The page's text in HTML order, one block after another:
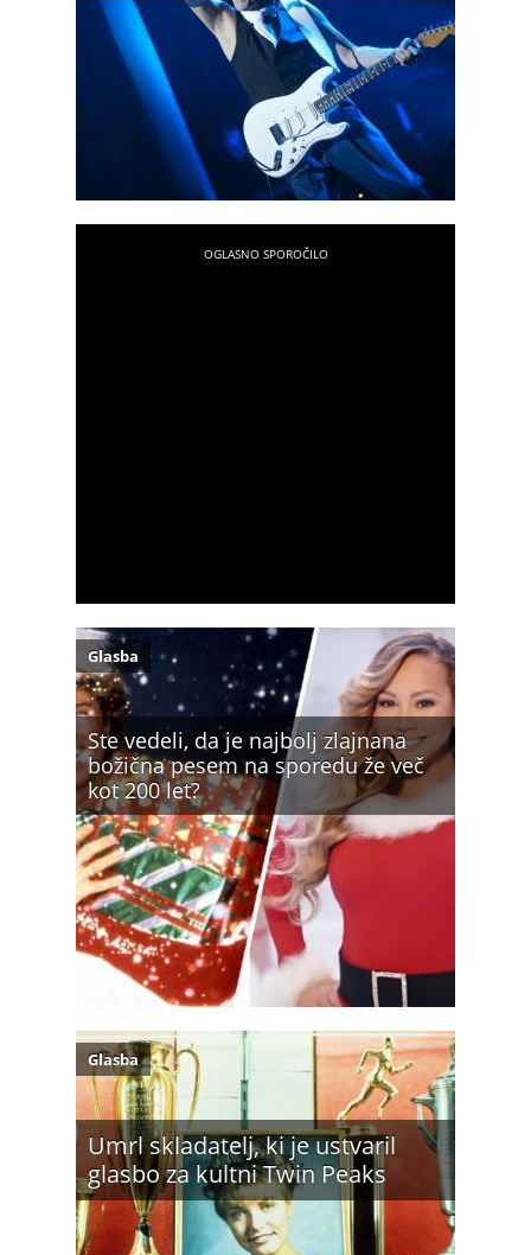
Ste vedeli, da je najbolj zlajnana
božična pesem na sporedu že več
kot 200 let?
Glasba
Umrl skladatelj, ki je ustvaril
glasbo za kultni Twin Peaks
Glasba